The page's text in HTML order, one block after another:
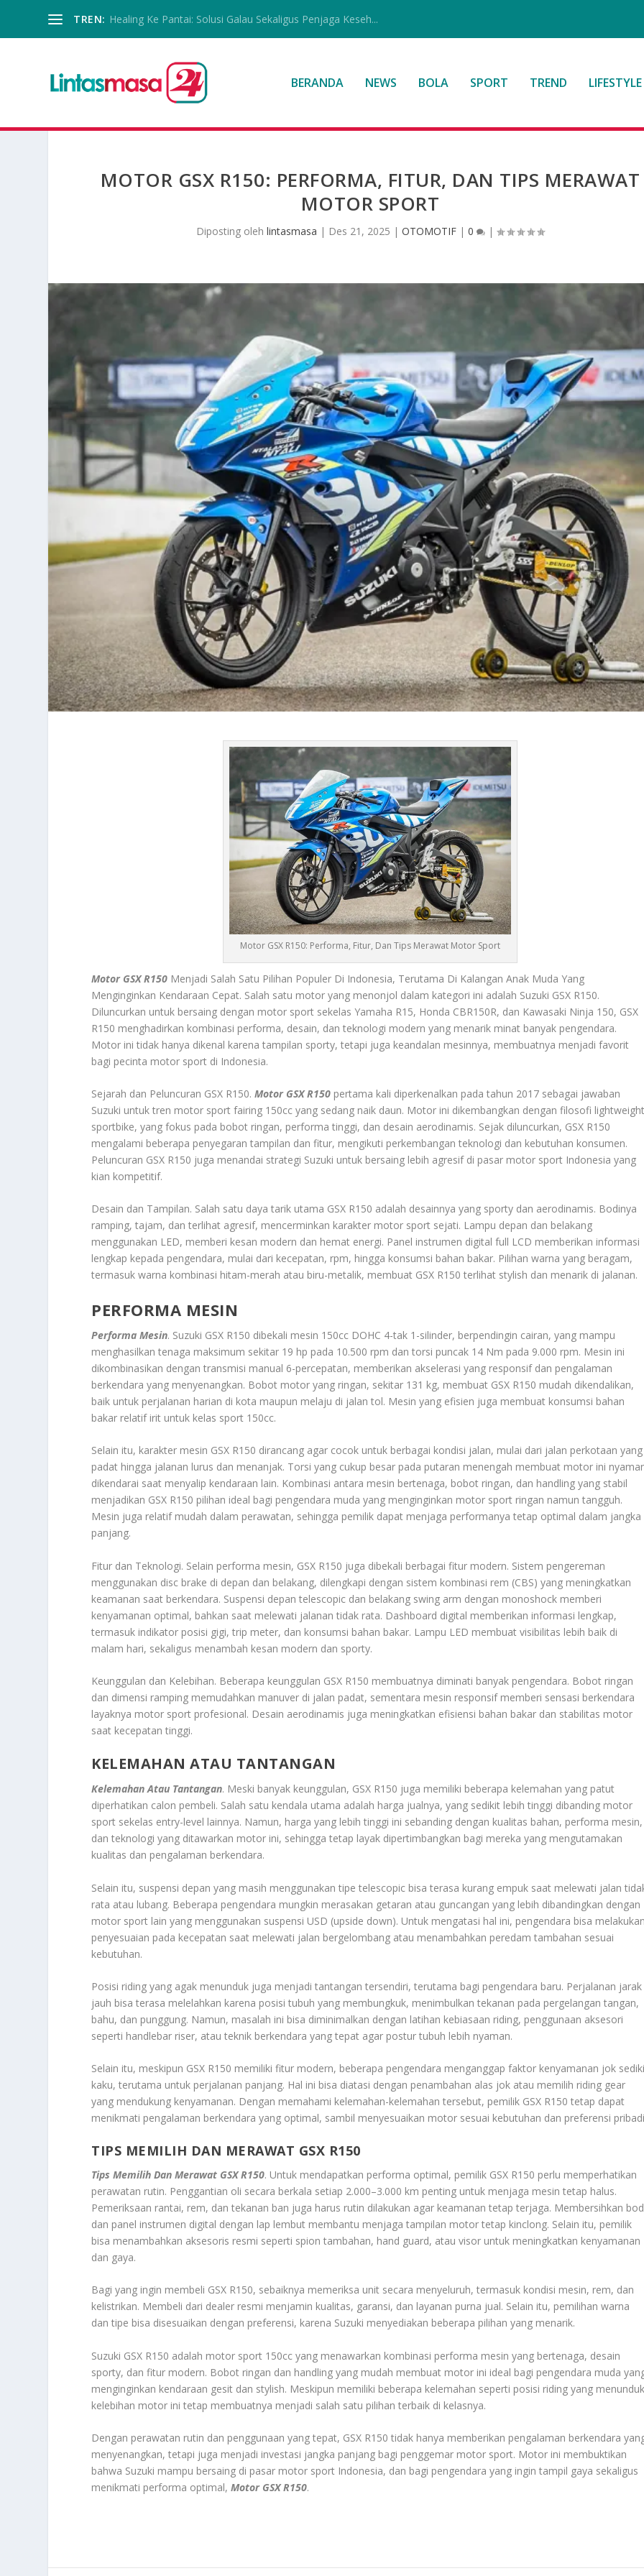
TREN: Healing Ke Pantai: Solusi Galau Sekaligus Penjaga Keseh...
BERANDA NEWS BOLA SPORT TREND LIFESTYLE
MOTOR GSX R150: PERFORMA, FITUR, DAN TIPS MERAWAT
MOTOR SPORT
Diposting oleh lintasmasa | Des 21, 2025 | OTOMOTIF| 0 |
Motor GSX R150: Performa, Fitur, Dan Tips Merawat Motor Sport
Motor GSX R150 Menjadi Salah Satu Pilihan Populer Di Indonesia, Terutama Di Kalangan Anak Muda Yang
Menginginkan Kendaraan Cepat. Salah satu motor yang menonjol dalam kategori ini adalah Suzuki GSX R150.
Diluncurkan untuk bersaing dengan motor sport sekelas Yamaha R15, Honda CBR150R, dan Kawasaki Ninja 150, GSX
R150 menghadirkan kombinasi performa, desain, dan teknologi modern yang menarik minat banyak pengendara.
Motor ini tidak hanya dikenal karena tampilan sporty, tetapi juga keandalan mesinnya, membuatnya menjadi favorit
bagi pecinta motor sport di Indonesia.
Sejarah dan Peluncuran GSX R150.Motor GSX R150 pertama kali diperkenalkan pada tahun 2017 sebagai jawaban
Suzuki untuk tren motor sport fairing 150cc yang sedang naik daun. Motor ini dikembangkan dengan filosofi
sportbike, yang fokus pada bobot ringan, performa tinggi, dan desain aerodinamis. Sejak diluncurkan, GSX R150
mengalami beberapa penyegaran tampilan dan fitur, mengikuti perkembangan teknologi dan kebutuhan konsumen.
Peluncuran GSX R150 juga menandai strategi Suzuki untuk bersaing lebih agresif di pasar motor sport Indonesia yang
kian kompetitif.
Desain dan Tampilan. Salah satu daya tarik utama GSX R150 adalah desainnya yang sporty dan aerodinamis. Bodinya
ramping, tajam, dan terlihat agresif, mencerminkan karakter motor sport sejati. Lampu depan dan belakang
menggunakan LED, memberi kesan modern dan hemat energi. Panel instrumen digital full LCD memberikan informasi
lengkap kepada pengendara, mulai dari kecepatan, rpm, hingga konsumsi bahan bakar. Pilihan warna yang beragam,
termasuk warna kombinasi hitam-merah atau biru-metalik, membuat GSX R150 terlihat stylish dan menarik di jalanan.
PERFORMA MESIN
Performa Mesin. Suzuki GSX R150 dibekali mesin 150cc DOHC 4-tak 1-silinder, berpendingin cairan, yang mampu
menghasilkan tenaga maksimum sekitar 19 hp pada 10.500 rpm dan torsi puncak 14 Nm pada 9.000 rpm. Mesin ini
dikombinasikan dengan transmisi manual 6-percepatan, memberikan akselerasi yang responsif dan pengalaman
berkendara yang menyenangkan. Bobot motor yang ringan, sekitar 131 kg, membuat GSX R150 mudah dikendalikan,
baik untuk perjalanan harian di kota maupun melaju di jalan tol. Mesin yang efisien juga membuat konsumsi bahan
bakar relatif irit untuk kelas sport 150cc.
Selain itu, karakter mesin GSX R150 dirancang agar cocok untuk berbagai kondisi jalan, mulai dari jalan perkotaan yang
padat hingga jalanan lurus dan menanjak. Torsi yang cukup besar pada putaran menengah membuat motor ini
dikendarai saat menyalip kendaraan lain. Kombinasi antara mesin bertenaga, bobot ringan, dan handling yang stabil
menjadikan GSX R150 pilihan ideal bagi pengendara muda yang menginginkan motor sport ringan namun tangguh.
Mesin juga relatif mudah dalam perawatan, sehingga pemilik dapat menjaga performanya tetap optimal dalam jangka
panjang.
Fitur dan Teknologi. Selain performa mesin, GSX R150 juga dibekali berbagai fitur modern. Sistem pengereman
menggunakan disc brake di depan dan belakang, dilengkapi dengan sistem kombinasi rem (CBS) yang meningkatkan
keamanan saat berkendara. Suspensi depan telescopic dan belakang swing arm dengan monoshock memberi
kenyamanan optimal, bahkan saat melewati jalanan tidak rata. Dashboard digital memberikan informasi lengkap,
termasuk indikator posisi gigi, trip meter, dan konsumsi bahan bakar. Lampu LED membuat visibilitas lebih baik di
malam hari, sekaligus menambah kesan modern dan sporty.
Keunggulan dan Kelebihan. Beberapa keunggulan GSX R150 membuatnya diminati banyak pengendara. Bobot ringan
dan dimensi ramping memudahkan manuver di jalan padat, sementara mesin responsif memberi sensasi berkendara
layaknya motor sport profesional. Desain aerodinamis juga meningkatkan efisiensi bahan bakar dan stabilitas motor
saat kecepatan tinggi.
KELEMAHAN ATAU TANTANGAN
Kelemahan Atau Tantangan. Meski banyak keunggulan, GSX R150 juga memiliki beberapa kelemahan yang patut
diperhatikan calon pembeli. Salah satu kendala utama adalah harga jualnya, yang sedikit lebih tinggi dibanding motor
sport sekelas entry-level lainnya. Namun, harga yang lebih tinggi ini sebanding dengan kualitas bahan, performa mesin,
dan teknologi yang ditawarkan motor ini, sehingga tetap layak dipertimbangkan bagi mereka yang mengutamakan
kualitas dan pengalaman berkendara.
Selain itu, suspensi depan yang masih menggunakan tipe telescopic bisa terasa kurang empuk saat melewati jalan
rata atau lubang. Beberapa pengendara mungkin merasakan getaran atau guncangan yang lebih dibandingkan dengan
motor sport lain yang menggunakan suspensi USD (upside down). Untuk mengatasi hal ini, pengendara bisa
penyesuaian pada kecepatan saat melewati jalan bergelombang atau menambahkan peredam tambahan sesuai
kebutuhan.
Posisi riding yang agak menunduk juga menjadi tantangan tersendiri, terutama bagi pengendara baru. Perjalanan jarak
jauh bisa terasa melelahkan karena posisi tubuh yang membungkuk, menimbulkan tekanan pada pergelangan tangan,
bahu, dan punggung. Namun, masalah ini bisa diminimalkan dengan latihan kebiasaan riding, penggunaan aksesori
seperti handlebar riser, atau teknik berkendara yang tepat agar postur tubuh lebih nyaman.
Selain itu, meskipun GSX R150 memiliki fitur modern, beberapa pengendara menganggap faktor kenyamanan jok
kaku, terutama untuk perjalanan panjang. Hal ini bisa diatasi dengan penambahan alas jok atau memilih riding gear
yang mendukung kenyamanan. Dengan memahami kelemahan-kelemahan tersebut, pemilik GSX R150 tetap dapat
menikmati pengalaman berkendara yang optimal, sambil menyesuaikan motor sesuai kebutuhan dan preferensi
TIPS MEMILIH DAN MERAWAT GSX R150
Tips Memilih Dan Merawat GSX R150. Untuk mendapatkan performa optimal, pemilik GSX R150 perlu memperhatikan
perawatan rutin. Penggantian oli secara berkala setiap 2.000–3.000 km penting untuk menjaga mesin tetap halus.
Pemeriksaan rantai, rem, dan tekanan ban juga harus rutin dilakukan agar keamanan tetap terjaga. Membersihkan
dan panel instrumen digital dengan lap lembut membantu menjaga tampilan motor tetap kinclong. Selain itu, pemilik
bisa menambahkan aksesoris resmi seperti spion tambahan, hand guard, atau visor untuk meningkatkan kenyamanan
dan gaya.
Bagi yang ingin membeli GSX R150, sebaiknya memeriksa unit secara menyeluruh, termasuk kondisi mesin, rem, dan
kelistrikan. Membeli dari dealer resmi menjamin kualitas, garansi, dan layanan purna jual. Selain itu, pemilihan warna
dan tipe bisa disesuaikan dengan preferensi, karena Suzuki menyediakan beberapa pilihan yang menarik.
Suzuki GSX R150 adalah motor sport 150cc yang menawarkan kombinasi performa mesin yang bertenaga, desain
sporty, dan fitur modern. Bobot ringan dan handling yang mudah membuat motor ini ideal bagi pengendara muda
menginginkan kendaraan gesit dan stylish. Meskipun memiliki beberapa kelemahan seperti posisi riding yang
kelebihan motor ini tetap membuatnya menjadi salah satu pilihan terbaik di kelasnya.
Dengan perawatan rutin dan penggunaan yang tepat, GSX R150 tidak hanya memberikan pengalaman berkendara
menyenangkan, tetapi juga menjadi investasi jangka panjang bagi penggemar motor sport. Motor ini membuktikan
bahwa Suzuki mampu bersaing di pasar motor sport Indonesia, dan bagi pengendara yang ingin tampil gaya sekaligus
menikmati performa optimal,Motor GSX R150.